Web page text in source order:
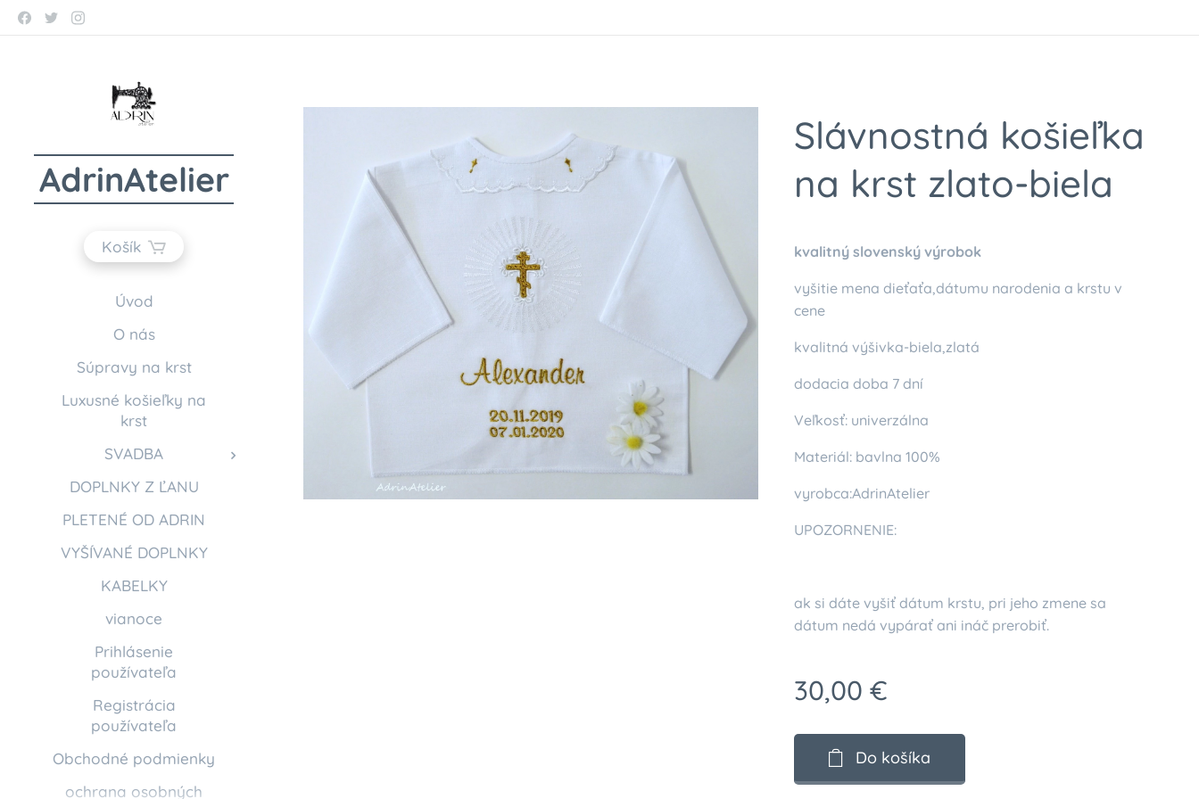
AdrinAtelier
Košík
Úvod
O nás
Súpravy na krst
Luxusné košieľky na
krst
SVADBA
DOPLNKY Z ĽANU
PLETENÉ OD ADRIN
VYŠÍVANÉ DOPLNKY
KABELKY
vianoce
Prihlásenie
používateľa
Registrácia
používateľa
Obchodné podmienky
ochrana osobných
Slávnostná košieľka
na krst zlato-biela
kvalitný slovenský výrobok
vyšitie mena dieťaťa,dátumu narodenia a krstu v
cene
kvalitná výšivka-biela,zlatá
dodacia doba 7 dní
Veľkosť: univerzálna
Materiál: bavlna 100%
vyrobca:AdrinAtelier
UPOZORNENIE:
ak si dáte vyšiť dátum krstu, pri jeho zmene sa
dátum nedá vypárať ani ináč prerobiť.
30,00 €
Do košíka